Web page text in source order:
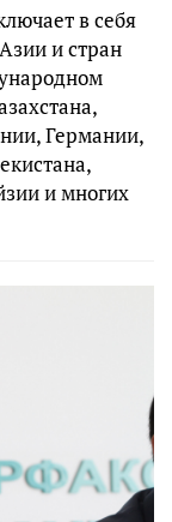
в себя
и стран
Германии,
и многих